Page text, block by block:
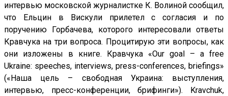
интервью московской журналистке К. Волиной сообщил,
что Ельцин в Вискули прилетел с согласия и по
поручению Горбачева, которого интересовали ответы
Кравчука на три вопроса. Процитирую эти вопросы, как
они изложены в книге. Кравчука «Our goal – a free
Ukraine: speeches, interviews, press-conferences, briefings»
(«Наша цель – свободная Украина: выступления,
интервью, пресс-конференции, брифинги»). Kravchuk,